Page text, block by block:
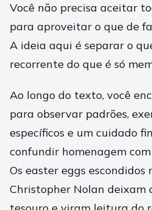
Você não precisa aceitar
para aproveitar o que de
A ideia aqui é separar o
recorrente do que é só
Ao longo do texto, você
para observar padrões,
específicos e um cuidado
confundir homenagem
Os easter eggs escondidos
Christopher Nolan deixam